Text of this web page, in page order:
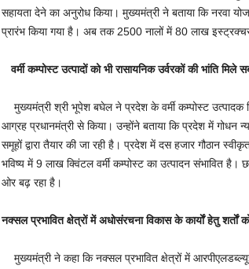
सहायता देने का अनुरोध किया। मुख्यमंत्री ने बताया कि नरवा
प्रारंभ किया गया है। अब तक 2500 नालों में 80 लाख
वर्मी कम्पोस्ट उत्पादों को भी रासायनिक उर्वरकों की भांति मिले
मुख्यमंत्री श्री भूपेश बघेल ने प्रदेश के वर्मी कम्पोस्ट उत्पादक
आग्रह प्रधानमंत्री से किया। उन्होंने बताया कि प्रदेश में गोधन
समूहों द्वारा तैयार की जा रही है। प्रदेश में दस हजार गौठान
भविष्य में 9 लाख क्विंटल वर्मी कम्पोस्ट का उत्पादन संभावित है।
ओर बढ़ रहा है।
नक्सल प्रभावित क्षेत्रों में अधोसंरचना विकास के कार्याें हेतु शर्ताें
मुख्यमंत्री ने कहा कि नक्सल प्रभावित क्षेत्रों में